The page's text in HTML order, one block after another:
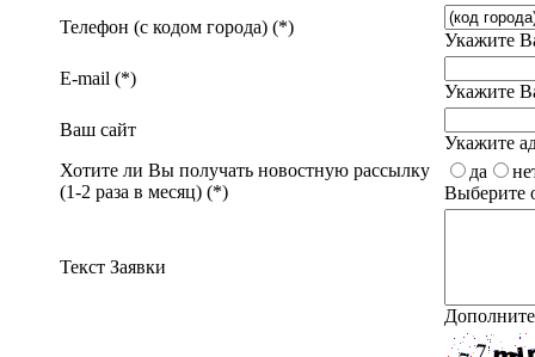
Телефон (с кодом города) (*)
Укажите
E-mail (*)
Укажите
Ваш сайт
Укажите
Хотите ли Вы получать новостную рассылку
(1-2 раза в месяц) (*)
да
Выберите
Текст Заявки